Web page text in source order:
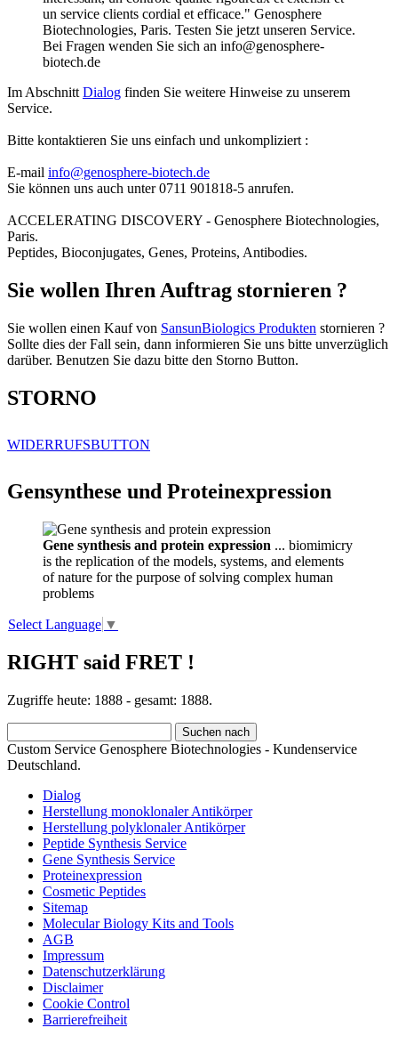
un service clients cordial et efficace." Genosphere
Biotechnologies, Paris. Testen Sie jetzt unseren Service.
Bei Fragen wenden Sie sich an info@genosphere-
biotech.de
Im Abschnitt Dialog finden Sie weitere Hinweise zu unserem
Service.
Bitte kontaktieren Sie uns einfach und unkompliziert :
E-mail info@genosphere-biotech.de
Sie können uns auch unter 0711 901818-5 anrufen.
ACCELERATING DISCOVERY - Genosphere Biotechnologies,
Paris.
Peptides, Bioconjugates, Genes, Proteins, Antibodies.
Sie wollen Ihren Auftrag stornieren ?
Sie wollen einen Kauf von SansunBiologics Produkten stornieren ?
Sollte dies der Fall sein, dann informieren Sie uns bitte unverzüglich
darüber. Benutzen Sie dazu bitte den Storno Button.
STORNO
WIDERRUFSBUTTON
Gensynthese und Proteinexpression
Gene synthesis and protein expression ... biomimicry
is the replication of the models, systems, and elements
of nature for the purpose of solving complex human
problems
Select Language ▼
RIGHT said FRET !
Zugriffe heute: 1888 - gesamt: 1888.
Custom Service Genosphere Biotechnologies - Kundenservice
Deutschland.
Dialog
Herstellung monoklonaler Antikörper
Herstellung polyklonaler Antikörper
Peptide Synthesis Service
Gene Synthesis Service
Proteinexpression
Cosmetic Peptides
Sitemap
Molecular Biology Kits and Tools
AGB
Impressum
Datenschutzerklärung
Disclaimer
Cookie Control
Barrierefreiheit